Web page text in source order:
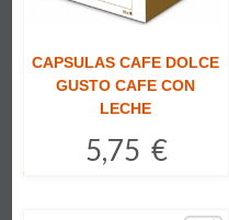
CAPSULAS CAFE DOLCE
GUSTO CAFE CON
LECHE
5,75 €